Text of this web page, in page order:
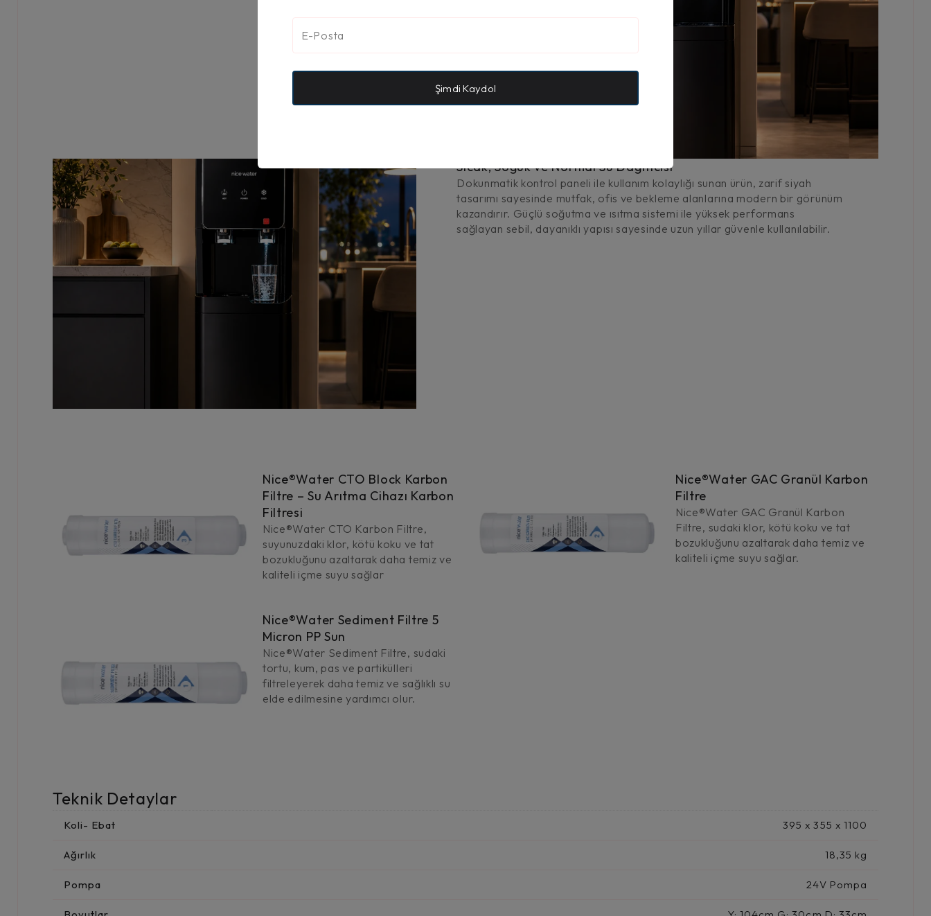
Sıcak, Soğuk ve Normal Su Dağıtıcısı
Dokunmatik kontrol paneli ile kullanım kolaylığı sunan ürün, zarif siyah
tasarımı sayesinde mutfak, ofis ve bekleme alanlarına modern bir görünüm
kazandırır. Güçlü soğutma ve ısıtma sistemi ile yüksek performans
sağlayan sebil, dayanıklı yapısı sayesinde uzun yıllar güvenle kullanılabilir.
Nice®Water CTO Block Karbon
Filtre – Su Arıtma Cihazı Karbon
Filtresi
Nice®Water CTO Karbon Filtre,
suyunuzdaki klor, kötü koku ve tat
bozukluğunu azaltarak daha temiz ve
kaliteli içme suyu sağlar
Nice®Water GAC Granül Karbon
Filtre
Nice®Water GAC Granül Karbon
Filtre, sudaki klor, kötü koku ve tat
bozukluğunu azaltarak daha temiz ve
kaliteli içme suyu sağlar.
Nice®Water Sediment Filtre 5
Micron PP Sun
Nice®Water Sediment Filtre, sudaki
tortu, kum, pas ve partikülleri
filtreleyerek daha temiz ve sağlıklı su
elde edilmesine yardımcı olur.
Teknik Detaylar
Koli- Ebat 395 x 355 x 1100
Ağırlık 18,35 kg
Pompa 24V Pompa
Şimdi Kaydol